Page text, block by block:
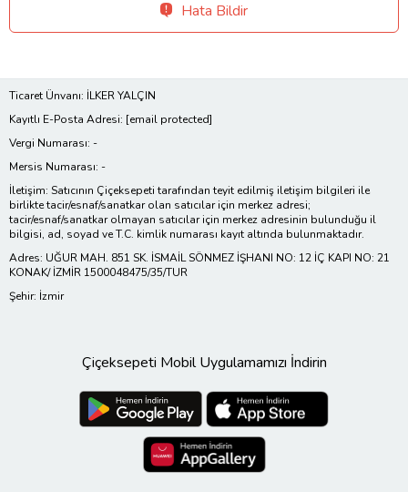
Hata Bildir
Ticaret Ünvanı: İLKER YALÇIN
Kayıtlı E-Posta Adresi: [email protected]
Vergi Numarası: -
Mersis Numarası: -
İletişim: Satıcının Çiçeksepeti tarafından teyit edilmiş iletişim bilgileri ile
birlikte tacir/esnaf/sanatkar olan satıcılar için merkez adresi;
tacir/esnaf/sanatkar olmayan satıcılar için merkez adresinin bulunduğu il
bilgisi, ad, soyad ve T.C. kimlik numarası kayıt altında bulunmaktadır.
Adres: UĞUR MAH. 851 SK. İSMAİL SÖNMEZ İŞHANI NO: 12 İÇ KAPI NO: 21
KONAK/ İZMİR 1500048475/35/TUR
Şehir: İzmir
Çiçeksepeti Mobil Uygulamamızı İndirin